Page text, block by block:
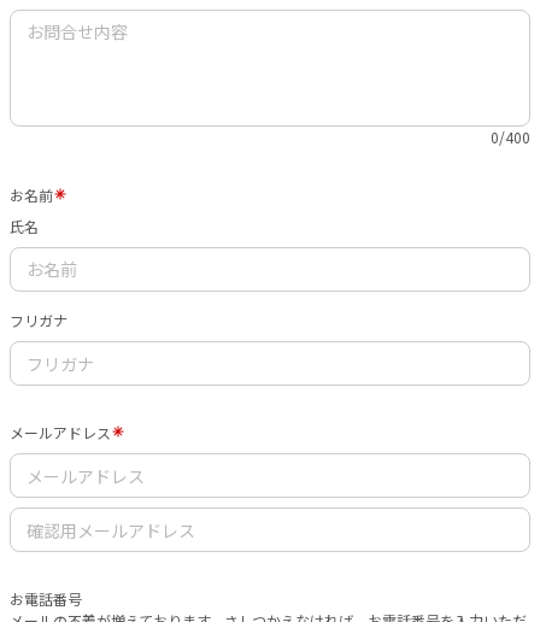
0/400
お名前
氏名
フリガナ
メールアドレス
お電話番号